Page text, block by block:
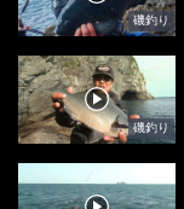
磯釣り
磯釣り